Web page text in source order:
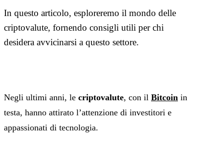
In questo articolo, esploreremo il mondo delle
criptovalute, fornendo consigli utili per chi
desidera avvicinarsi a questo settore.
Negli ultimi anni, le criptovalute, con il Bitcoin in
testa, hanno attirato l’attenzione di investitori e
appassionati di tecnologia.